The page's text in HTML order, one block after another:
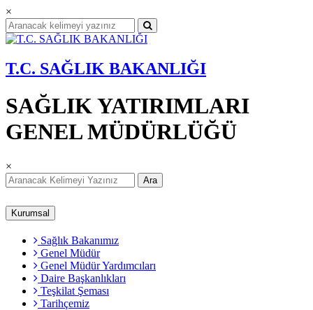
×
T.C. SAĞLIK BAKANLIĞI
SAĞLIK YATIRIMLARI
GENEL MÜDÜRLÜĞÜ
×
Ara
Kurumsal
Sağlık Bakanımız
Genel Müdür
Genel Müdür Yardımcıları
Daire Başkanlıkları
Teşkilat Şeması
Tarihçemiz